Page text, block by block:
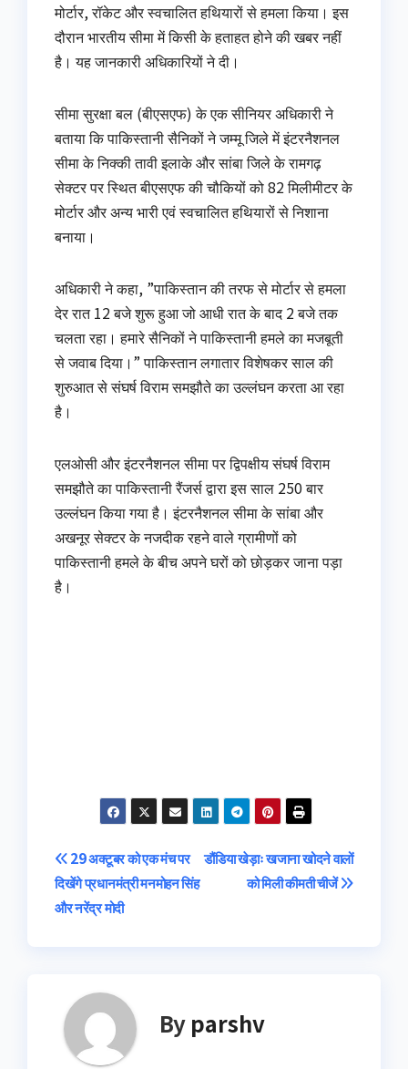
मोर्टार, रॉकेट और स्वचालित हथियारों से हमला किया। इस
दौरान भारतीय सीमा में किसी के हताहत होने की खबर नहीं
है। यह जानकारी अधिकारियों ने दी।
सीमा सुरक्षा बल (बीएसएफ) के एक सीनियर अधिकारी ने
बताया कि पाकिस्तानी सैनिकों ने जम्मू जिले में इंटरनैशनल
सीमा के निक्की तावी इलाके और सांबा जिले के रामगढ़
सेक्टर पर स्थित बीएसएफ की चौकियों को 82 मिलीमीटर के
मोर्टार और अन्य भारी एवं स्वचालित हथियारों से निशाना
बनाया।
अधिकारी ने कहा, ”पाकिस्तान की तरफ से मोर्टार से हमला
देर रात 12 बजे शुरू हुआ जो आधी रात के बाद 2 बजे तक
चलता रहा। हमारे सैनिकों ने पाकिस्तानी हमले का मजबूती
से जवाब दिया।” पाकिस्तान लगातार विशेषकर साल की
शुरुआत से संघर्ष विराम समझौते का उल्लंघन करता आ रहा
है।
एलओसी और इंटरनैशनल सीमा पर द्विपक्षीय संघर्ष विराम
समझौते का पाकिस्तानी रैंजर्स द्वारा इस साल 250 बार
उल्लंघन किया गया है। इंटरनैशनल सीमा के सांबा और
अखनूर सेक्टर के नजदीक रहने वाले ग्रामीणों को
पाकिस्तानी हमले के बीच अपने घरों को छोड़कर जाना पड़ा
है।
Post
navigation
डौंडिया खेड़ाः खजाना खोदने वालों
को मिली कीमती चीजें
29 अक्टूबर को एक मंच पर
दिखेंगे प्रधानमंत्री मनमोहन सिंह
और नरेंद्र मोदी
By parshv